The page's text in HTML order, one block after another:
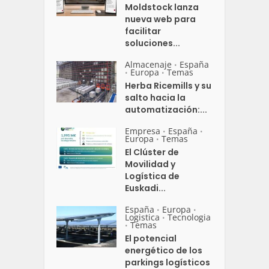
Moldstock lanza
nueva web para
facilitar
soluciones...
Almacenaje • España
• Europa • Temas
Herba Ricemills y su
salto hacia la
automatización:...
Empresa • España •
Europa • Temas
El Clúster de
Movilidad y
Logística de
Euskadi...
España • Europa •
Logistica • Tecnologia
• Temas
El potencial
energético de los
parkings logísticos